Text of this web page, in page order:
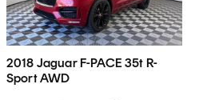
2018 Jaguar F-PACE 35t R-
Sport AWD